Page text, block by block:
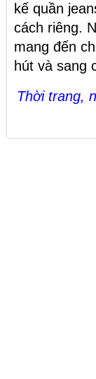
kế quần
cách riêng.
mang đến
hút và sang
Thời trang,